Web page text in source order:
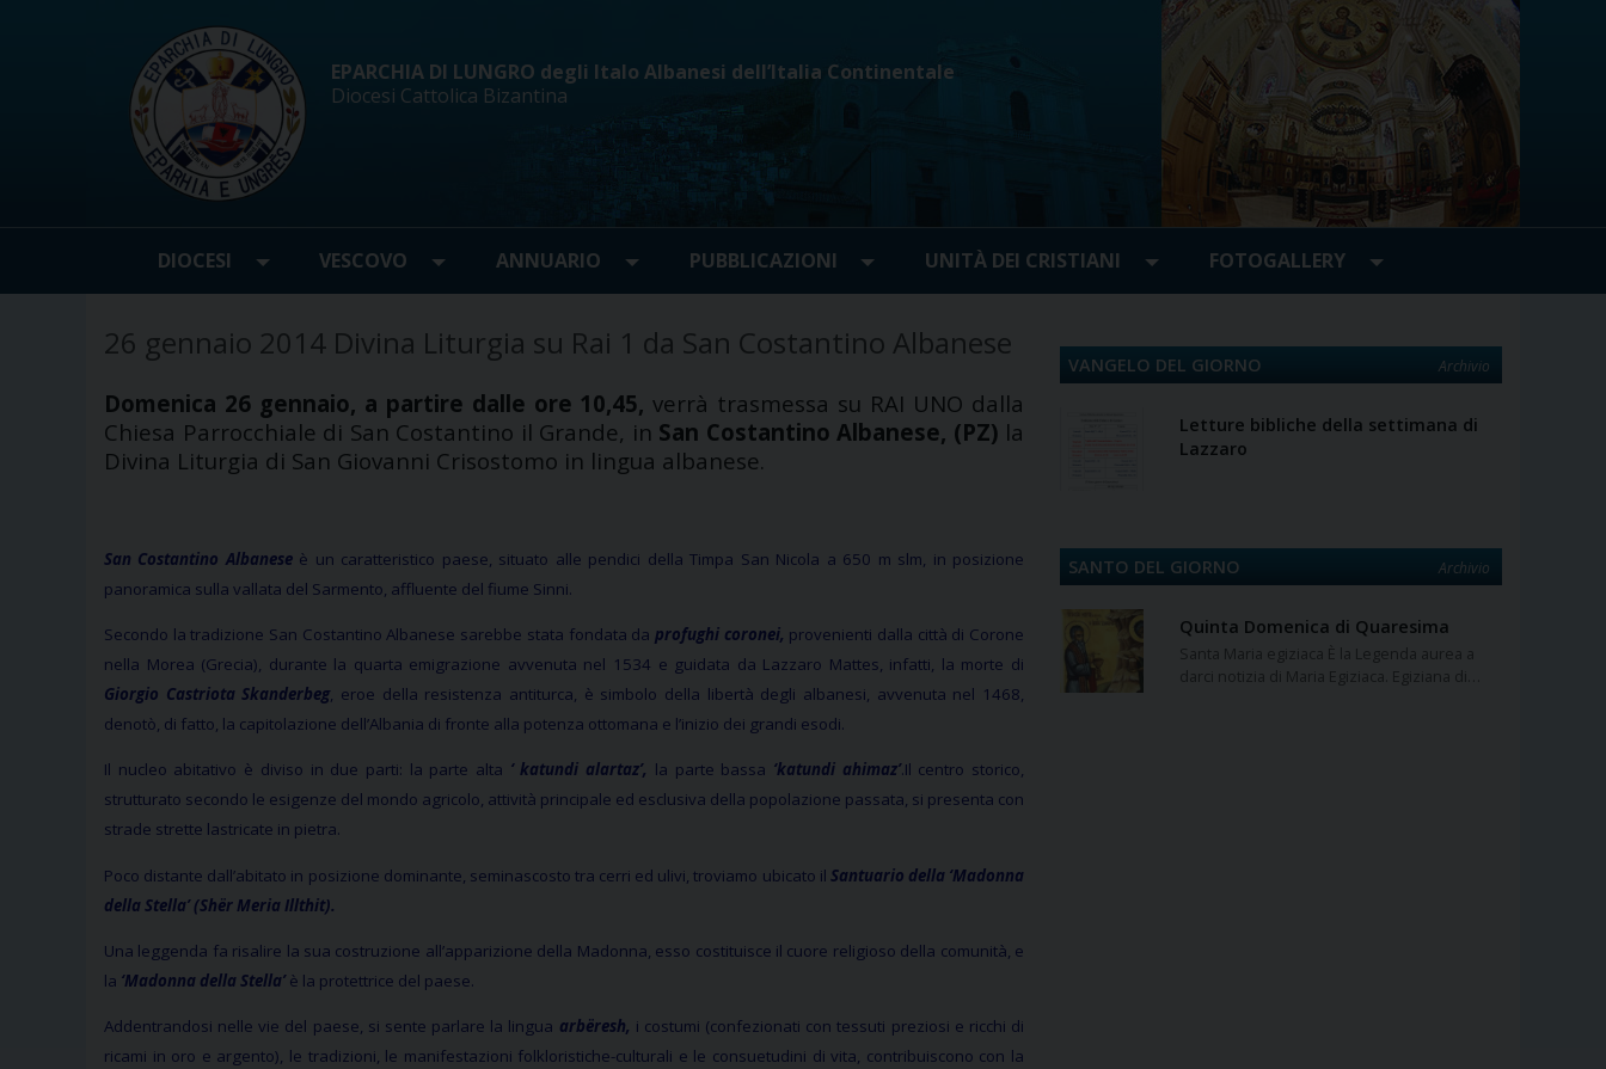
EPARCHIA DI LUNGRO degli Italo Albanesi dell’Italia Continentale
Diocesi Cattolica Bizantina
DIOCESI VESCOVO ANNUARIO PUBBLICAZIONI UNITÀ DEI CRISTIANI FOTOGALLERY
26 gennaio 2014 Divina Liturgia su Rai 1 da San Costantino Albanese
Domenica 26 gennaio, a partire dalle ore 10,45, verrà trasmessa su RAI UNO dalla
Chiesa Parrocchiale di San Costantino il Grande, in San Costantino Albanese, (PZ) la
Divina Liturgia di San Giovanni Crisostomo in lingua albanese.
San Costantino Albaneseè un caratteristico paese, situato alle pendici della Timpa San Nicola a 650 m slm, in posizione
panoramica sulla vallata del Sarmento, affluente del fiume Sinni.
Secondo la tradizione San Costantino Albanese sarebbe stata fondata da profughi coronei, provenienti dalla città di Corone
nella Morea (Grecia), durante la quarta emigrazione avvenuta nel 1534 e guidata da Lazzaro Mattes, infatti, la morte di
Giorgio Castriota Skanderbeg, eroe della resistenza antiturca, è simbolo della libertà degli albanesi, avvenuta nel 1468,
denotò, di fatto, la capitolazione dell’Albania di fronte alla potenza ottomana e l’inizio dei grandi esodi.
Il nucleo abitativo è diviso in due parti: la parte alta ‘ katundi alartaz’, la parte bassa ‘katundi ahimaz’.Il centro storico,
strutturato secondo le esigenze del mondo agricolo, attività principale ed esclusiva della popolazione passata, si presenta con
strade strette lastricate in pietra.
Poco distante dall’abitato in posizione dominante, seminascosto tra cerri ed ulivi, troviamo ubicato il Santuario della ‘Madonna
della Stella’ (Shër Meria Illthit).
Una leggenda fa risalire la sua costruzione all’apparizione della Madonna, esso costituisce il cuore religioso della comunità, e
la ‘Madonna della Stella’è la protettrice del paese.
Addentrandosi nelle vie del paese, si sente parlare la lingua arbëresh, i costumi (confezionati con tessuti preziosi e ricchi di
ricami in oro e argento), le tradizioni, le manifestazioni folkloristiche-culturali e le consuetudini di vita, contribuiscono con la
VANGELO DEL GIORNO Archivio
Letture bibliche della settimana di
Lazzaro
SANTO DEL GIORNO Archivio
Quinta Domenica di Quaresima
Santa Maria egiziaca È la Legenda aurea a
darci notizia di Maria Egiziaca. Egiziana di…